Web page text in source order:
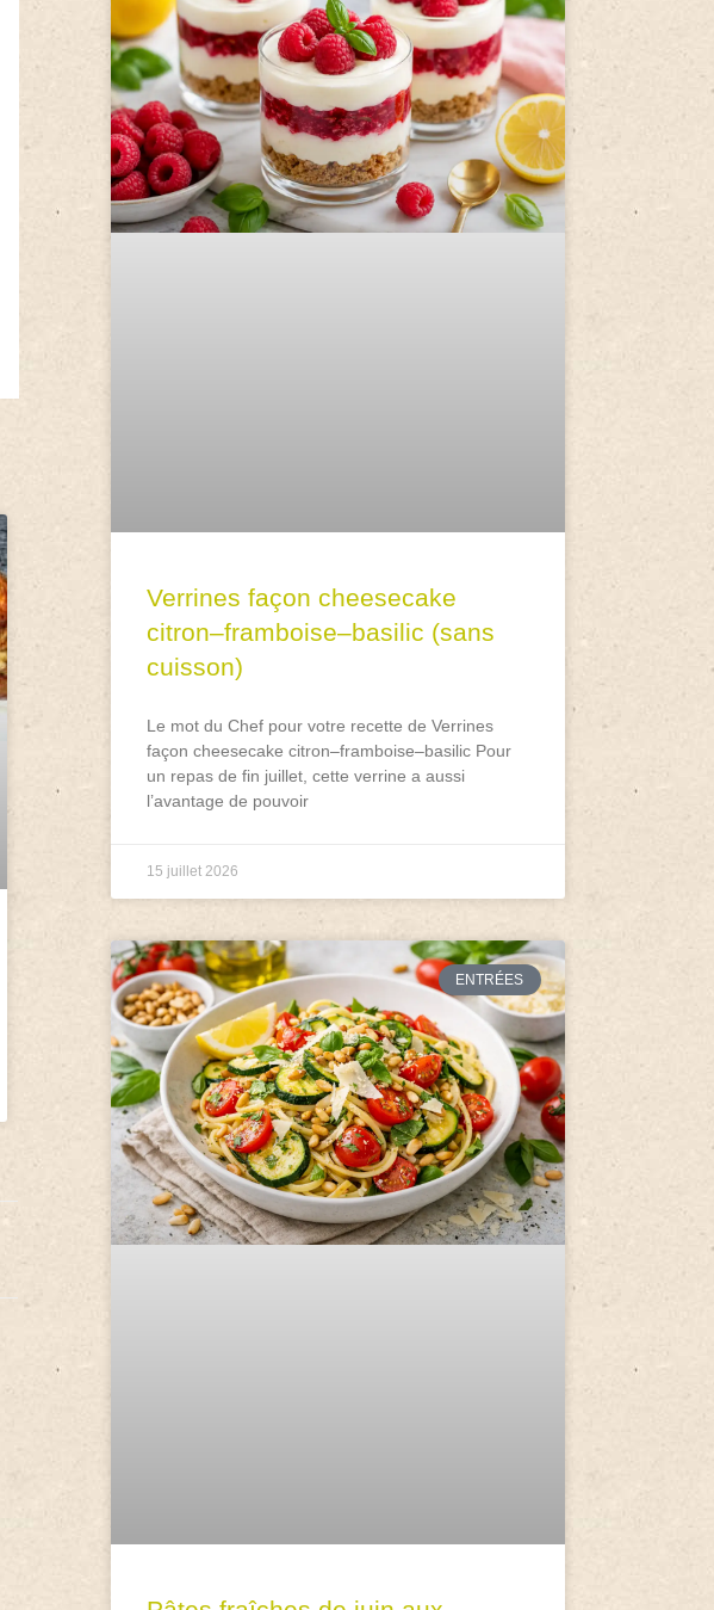
Verrines façon cheesecake
citron–framboise–basilic (sans
cuisson)
Le mot du Chef pour votre recette de Verrines
façon cheesecake citron–framboise–basilic Pour
un repas de fin juillet, cette verrine a aussi
l’avantage de pouvoir
15 juillet 2026
ENTRÉES